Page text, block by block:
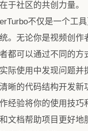
于社区的共创力量。
不仅是一个工
。无论你是视频创作
都可以通过不同的方
际使用中发现问题并
晰的代码结构开发新
经验将你的使用技巧
文档帮助项目更好地